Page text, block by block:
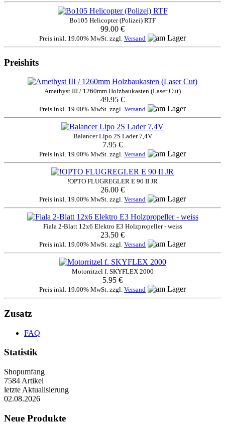
Bo105 Helicopter (Polizei) RTF
99.00 €
Preis inkl. 19.00% MwSt. zzgl. Versand
Preishits
Amethyst III / 1260mm Holzbaukasten (Laser Cut)
49.95 €
Preis inkl. 19.00% MwSt. zzgl. Versand
Balancer Lipo 2S Lader 7,4V
7.95 €
Preis inkl. 19.00% MwSt. zzgl. Versand
!OPTO FLUGREGLER E 90 II JR
26.00 €
Preis inkl. 19.00% MwSt. zzgl. Versand
Fiala 2-Blatt 12x6 Elektro E3 Holzpropeller - weiss
23.50 €
Preis inkl. 19.00% MwSt. zzgl. Versand
Motorritzel f. SKYFLEX 2000
5.95 €
Preis inkl. 19.00% MwSt. zzgl. Versand
Zusatz
FAQ
Statistik
Shopumfang
7584 Artikel
letzte Aktualisierung
02.08.2026
Neue Produkte